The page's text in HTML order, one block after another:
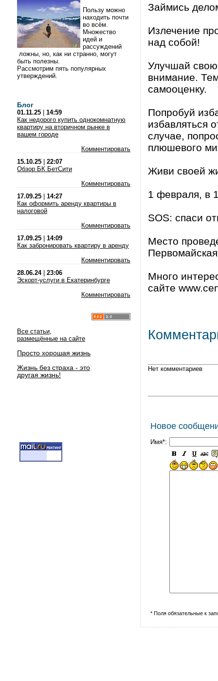
Пользу можно
находить почти
во всём.
Множество
идей и
рассуждений
ложны, но, как ни странно, могут
быть полезны.
Рассмотрим пять популярных
утверждений.
Блог
01.11.25
14:59
Как недорого купить однокомнатную
квартиру на вторичном рынке в
вашем городе
Комментировать
15.10.25
22:07
Обзор БК БетСити
Комментировать
17.09.25
14:27
Как оформить аренду квартиры в
налоговой
Комментировать
17.09.25
14:09
Как забронировать квартиру в аренду
Комментировать
28.06.24| 23:06
Эскорт-услуги в Екатеринбурге
Комментировать
Все статьи,
размещённые на сайте
Просто хорошая жизнь
Жизнь без страха - это
другая жизнь!
Займись
Излечение
над собой!
Улучшай свою
внимание.
самооценку.
Попробуй
избавляться
случае,
плюшевого
Живи своей
1 февраля, в
SOS: спаси
Место
Много
сайте
Нет комментариев
Новое
Имя*:
* Поля обязательные к